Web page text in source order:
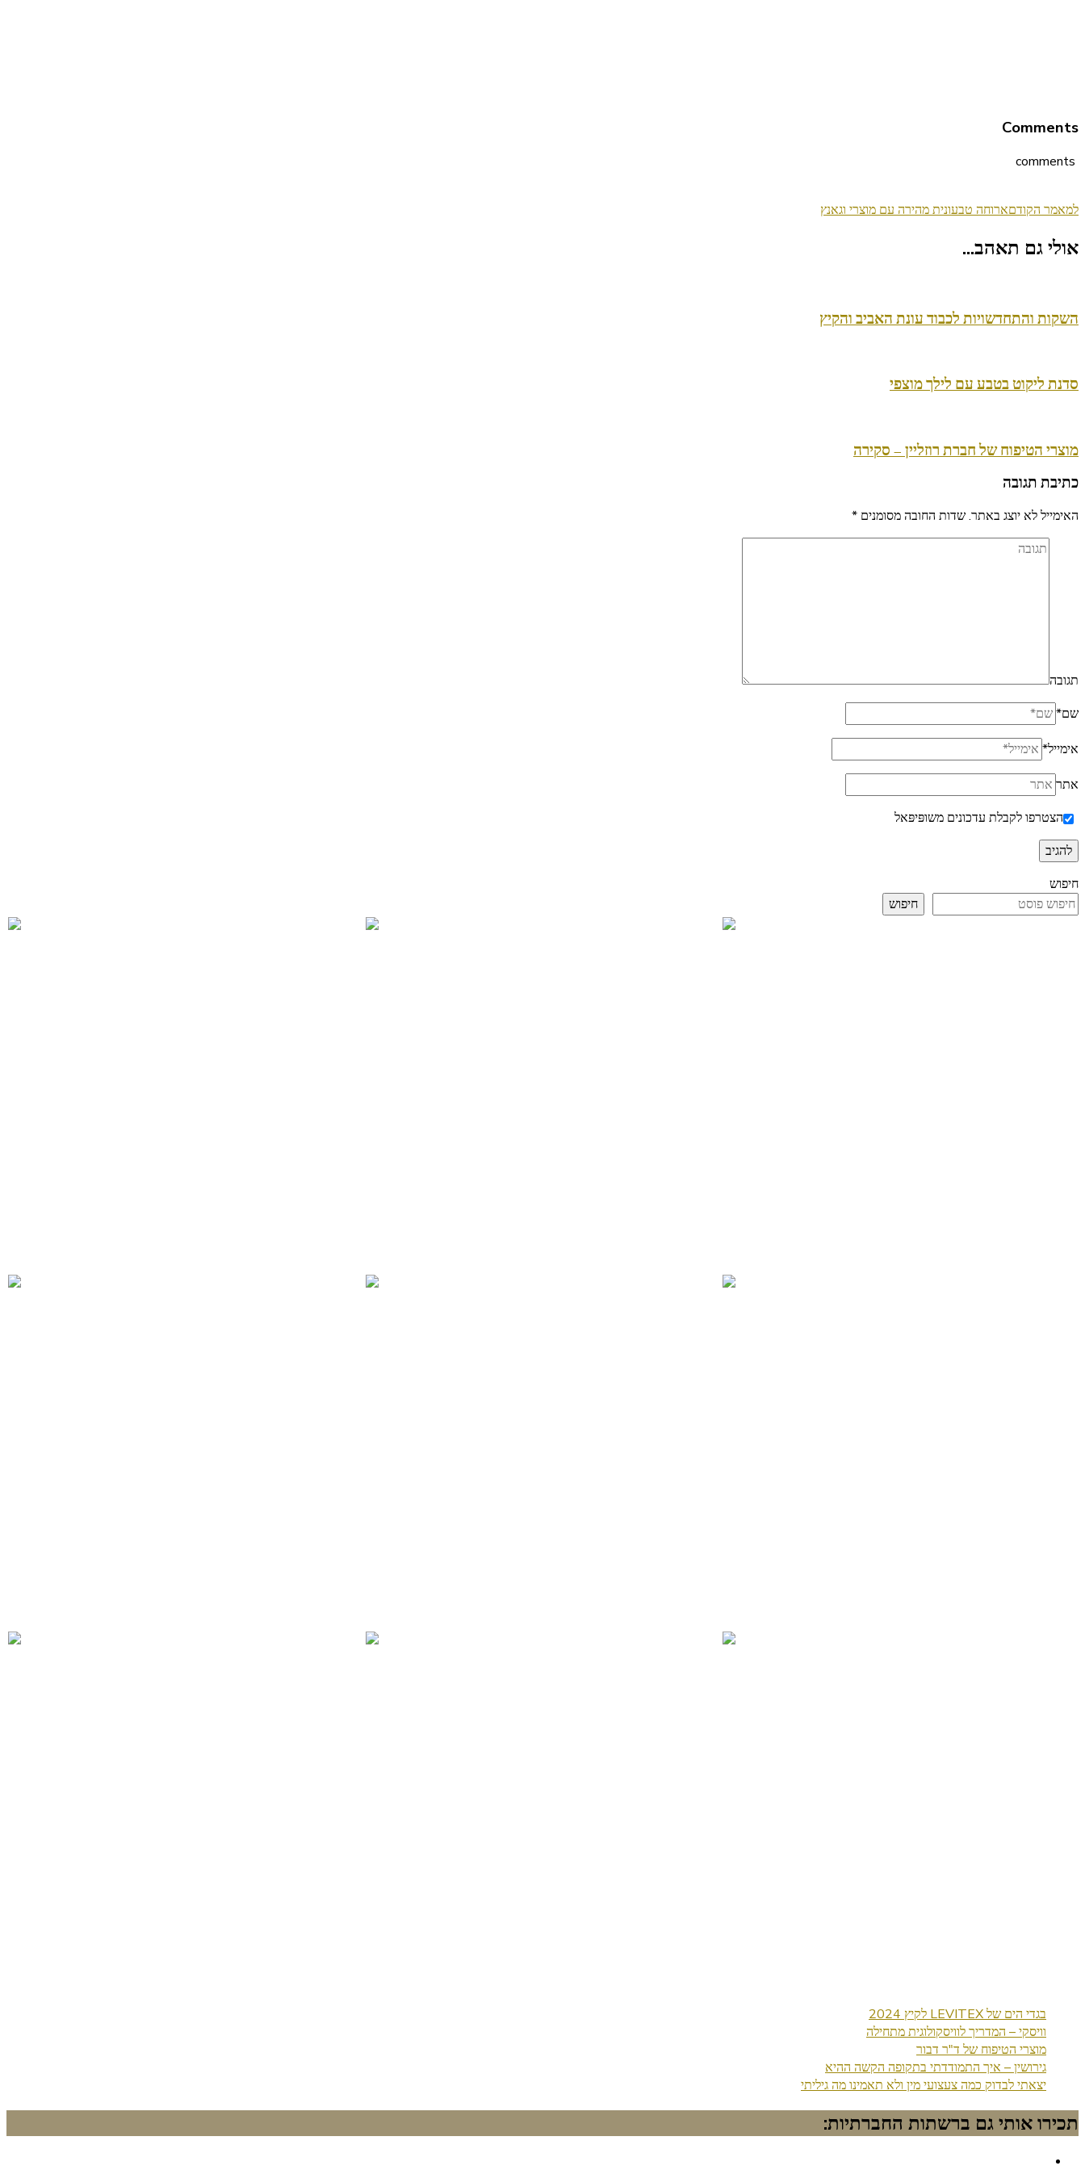
Comments
ניווט
בפוסטים
למאמר הקודםארוחה טבעונית מהירה עם מוצרי וגאנץ
אולי גם תאהב...
השקות והתחדשויות לכבוד עונת האביב והקיץ
סדנת ליקוט בטבע עם לילך מוצפי
מוצרי הטיפוח של חברת רוזליין – סקירה
כתיבת תגובה
האימייל לא יוצג באתר.שדות החובה מסומנים *
תגובה
שם*
אימייל*
אתר
הצטרפו לקבלת עדכונים משופּיפּאל
חיפוש
חיפוש
בגדי הים של LEVITEX לקיץ 2024
וויסקי – המדריך לוויסקולוגית מתחילה
מוצרי הטיפוח של ד"ר דבור
גירושין – איך התמודדתי בתקופה הקשה ההיא
יצאתי לבדוק כמה צעצועי מין ולא תאמינו מה גיליתי
תכירו אותי גם ברשתות החברתיות: